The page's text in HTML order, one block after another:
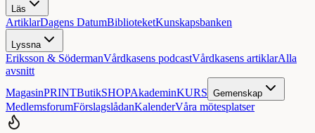
Läs
ArtiklarDagens DatumBiblioteketKunskapsbanken
Lyssna
Eriksson & SödermanVårdkasens podcastVårdkasens artiklarAlla
avsnitt
MagasinPRINTButikSHOPAkademinKURS Gemenskap
MedlemsforumFörslagslådanKalenderVåra mötesplatser